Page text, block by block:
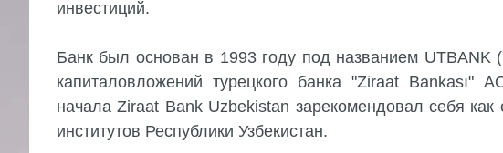
инвестиций.
Банк был основан в 1993 году под названием UTBANK
капиталовложений турецкого банка "Ziraat Bankası"
начала Ziraat Bank Uzbekistan зарекомендовал себя
институтов Республики Узбекистан.